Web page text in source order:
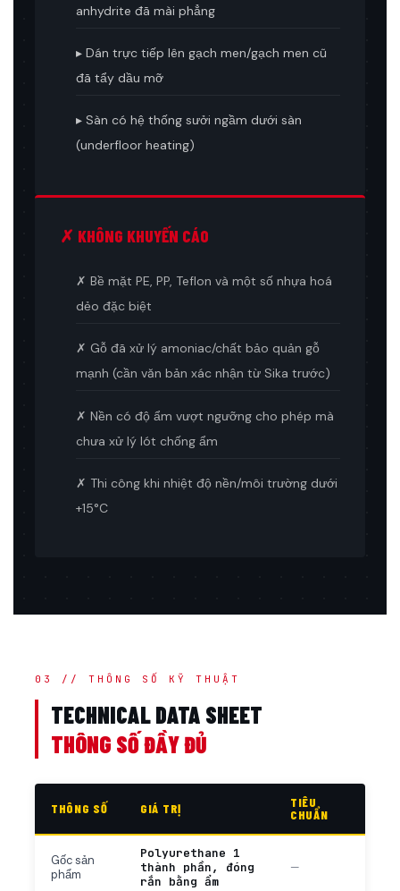
anhydrite đã mài phẳng
▸ Dán trực tiếp lên gạch men/gạch men cũ
đã tẩy dầu mỡ
▸ Sàn có hệ thống sưởi ngầm dưới sàn
(underfloor heating)
✗ KHÔNG KHUYẾN CÁO
✗ Bề mặt PE, PP, Teflon và một số nhựa hoá
dẻo đặc biệt
✗ Gỗ đã xử lý amoniac/chất bảo quản gỗ
mạnh (cần văn bản xác nhận từ Sika trước)
✗ Nền có độ ẩm vượt ngưỡng cho phép mà
chưa xử lý lót chống ẩm
✗ Thi công khi nhiệt độ nền/môi trường dưới
+15°C
03 // THÔNG SỐ KỸ THUẬT
TECHNICAL DATA SHEET
THÔNG SỐ ĐẦY ĐỦ
THÔNG SỐ GIÁ TRỊ
TIÊU
CHUẨN
Gốc sản
phẩm
Polyurethane 1
thành phần, đóng
rắn bằng ẩm
—